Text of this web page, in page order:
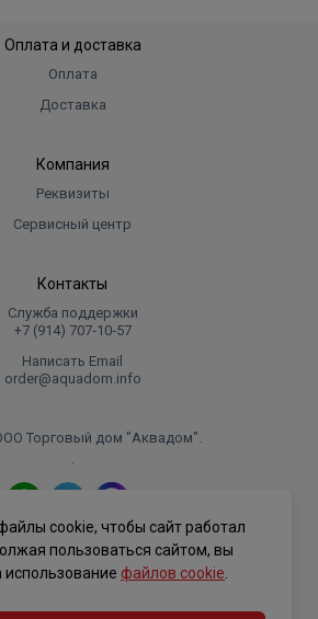
Оплата и доставка
Оплата
Доставка
Компания
Реквизиты
Сервисный центр
Контакты
Служба поддержки
+7 (914) 707‑10‑57
Написать Email
order@aquadom.info
Торговый дом "Аквадом".
.
конфиденциальности
cookie, чтобы сайт работал
пользоваться сайтом, вы
использование файлов cookie